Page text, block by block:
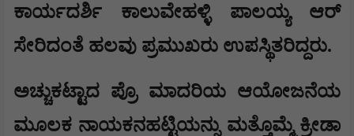
ಕಾರ್ಯದರ್ಶಿ ಕಾಲುವೇಹಳ್ಳಿ ಪಾಲಯ್ಯ ಆರ್
ಸೇರಿದಂತೆ ಹಲವು ಪ್ರಮುಖರು ಉಪಸ್ಥಿತರಿದ್ದರು.
ಅಚ್ಚುಕಟ್ಟಾದ ಪ್ರೊ ಮಾದರಿಯ ಆಯೋಜನೆಯ
ಮೂಲಕ ನಾಯಕನಹಟ್ಟಿಯನ್ನು ಮತ್ತೊಮ್ಮೆ ಕ್ರೀಡಾ